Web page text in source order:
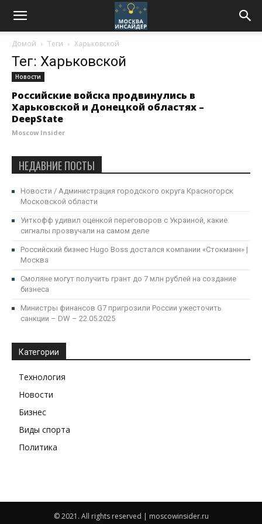
Домой Теги Харьковской
Тег: Харьковской
Новости
Российские войска продвинулись в
Харьковской и Донецкой областях –
DeepState
Moscow Insider
НЕДАВНИЕ ПОСТЫ
Новости / Администрация городского округа Красногорск
Московской области
Уиткофф удивил оценкой переговоров с Украиной, какие
сигналы прозвучали на самом деле
Российский бизнес Hugo Boss достался компании «Стокманн» |
Москва
Смоляне могут получить грант до 7 млн рублей на создание
бизнеса
Министры финансов G7 пригрозили России ужесточить
санкции – DW – 22.05.2025
Категории
Технология
Новости
Бизнес
Виды спорта
Политика
© 2021. All rights reserved | moscowinsider.ru